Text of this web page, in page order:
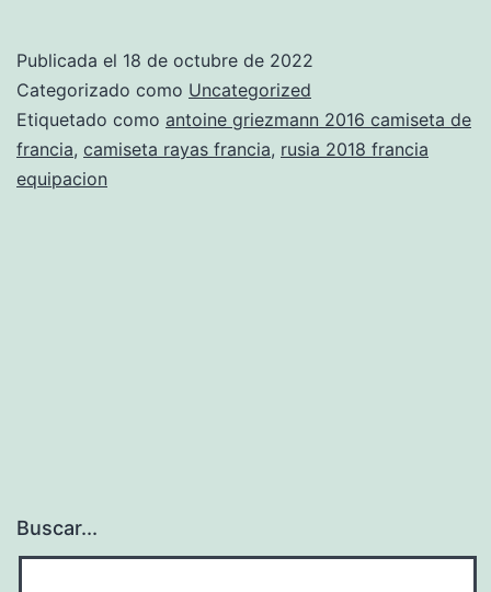
Publicada el 18 de octubre de 2022
Categorizado como Uncategorized
Etiquetado como antoine griezmann 2016 camiseta de
francia, camiseta rayas francia, rusia 2018 francia
equipacion
Buscar...